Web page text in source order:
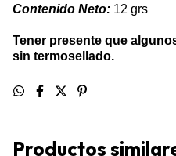
Contenido Neto: 12 grs
Tener presente que
sin termosellado.
Productos